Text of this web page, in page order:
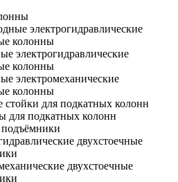
электрогидравлические
колонны
электрогидравлические
колонны
электромеханические
колонны
для подкатных колонн
для подкатных колонн
двухстоечные
двухстоечные